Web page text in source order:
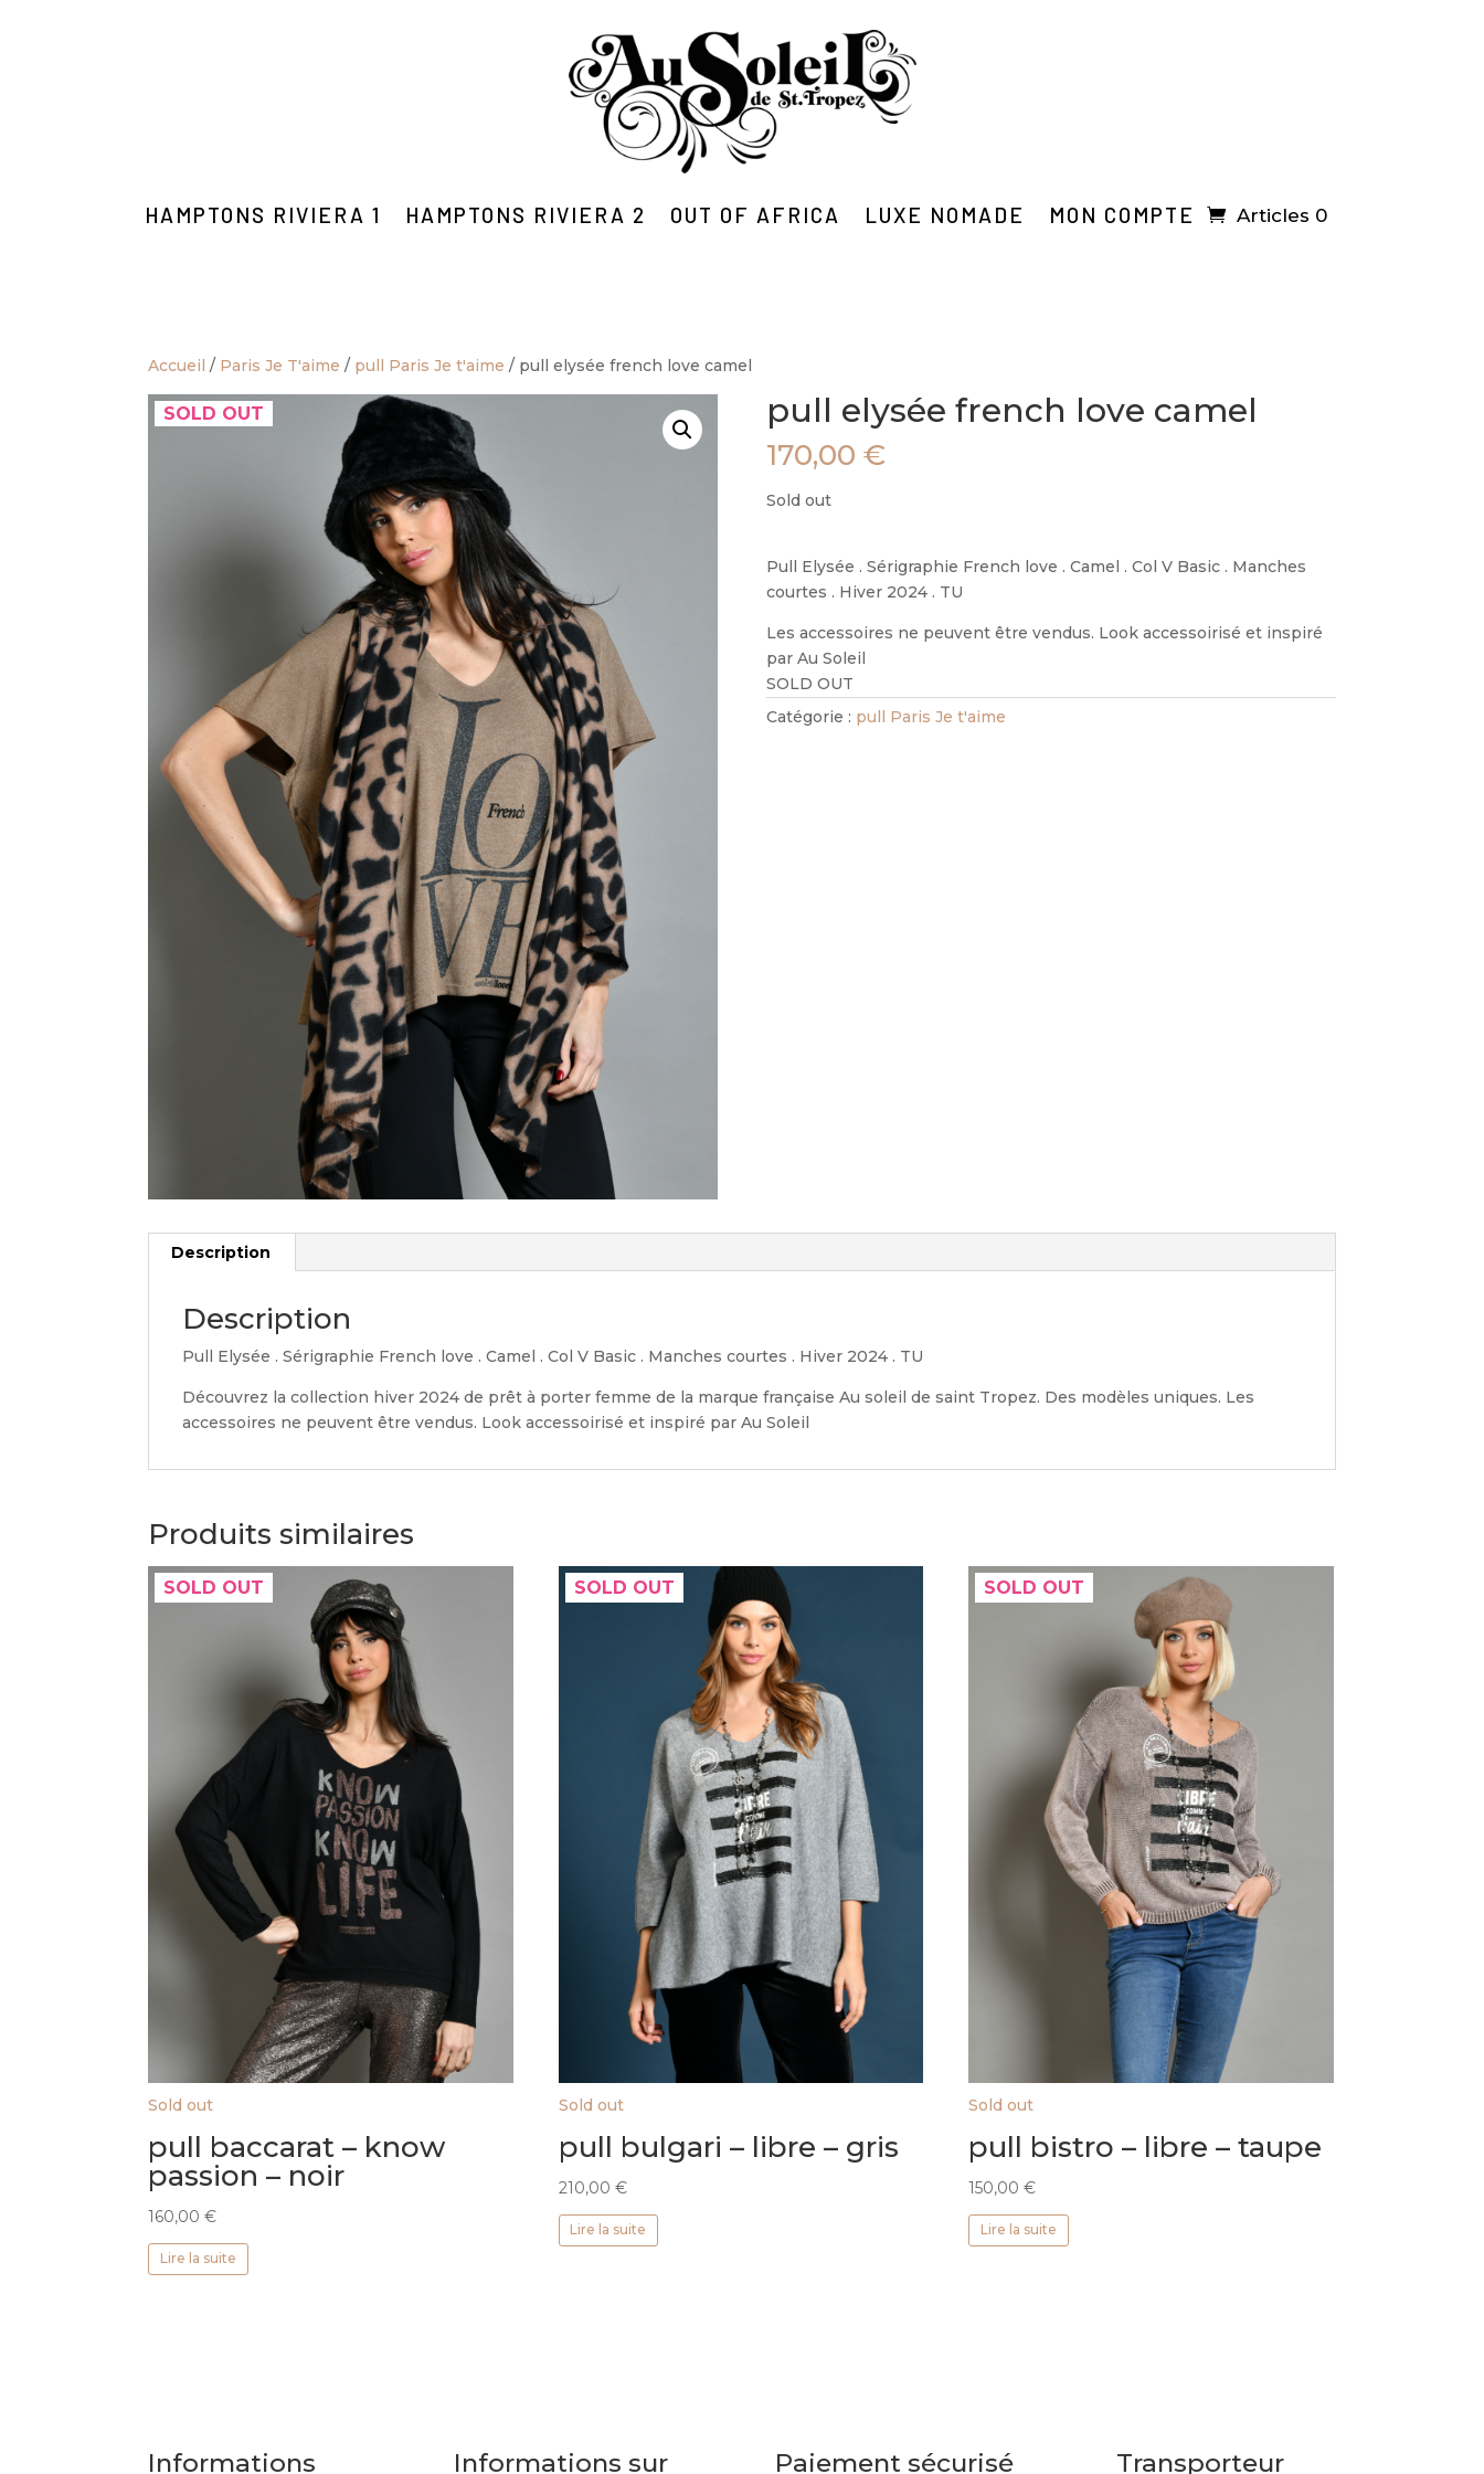
HAMPTONS RIVIERA 1 HAMPTONS RIVIERA 2 OUT OF AFRICA LUXE NOMADE MON COMPTE Articles 0
Accueil / Paris Je T'aime / pull Paris Je t'aime / pull elysée french love camel
SOLD OUT pull elysée french love camel
170,00 €
Sold out
Pull Elysée . Sérigraphie French love . Camel . Col V Basic . Manches
courtes . Hiver 2024 . TU
Les accessoires ne peuvent être vendus. Look accessoirisé et inspiré
par Au Soleil
SOLD OUT
Catégorie : pull Paris Je t'aime
Description
Description
Pull Elysée . Sérigraphie French love . Camel . Col V Basic . Manches courtes . Hiver 2024 . TU
Découvrez la collection hiver 2024 de prêt à porter femme de la marque française Au soleil de saint Tropez. Des modèles uniques. Les
accessoires ne peuvent être vendus. Look accessoirisé et inspiré par Au Soleil
Produits similaires
SOLD OUT
Sold out
pull baccarat – know
passion – noir
160,00€
Lire la suite
SOLD OUT
Sold out
pull bulgari – libre – gris
210,00 €
Lire la suite
SOLD OUT
Sold out
pull bistro – libre – taupe
150,00€
Lire la suite
Informations
Informations sur
Paiement sécurisé Transporteur